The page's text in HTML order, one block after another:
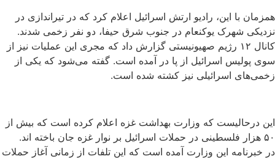
همزمان با این، رادیو ارتش اسرائیل اعلام کرد که در تیراندازی در
نزدیکی شهرک یوکنعام در جنوب شرق حیفا، دو نفر زخمی شدند.
کانال ۱۲ رژیم صهیونیستی گزارش داد که مجری این عملیات نیز از
سوی پولیس اسرائیل از پا در آمده است. گفته می‌شود که یکی از
زخمی‌های اسرائیلی نیز کشته شده است.
این درحالیست که وزارت بهداشت غزه اعلام کرده است که بیش از
۵۰ هزار فلسطینی در حملات اسرائیل بر نوار غزه جان باخته اند.
در خبرنامه این وزارت آمده است که این تلفات از زمانی آغاز حملات